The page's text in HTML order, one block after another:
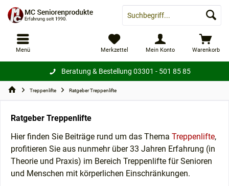
Beratung & Bestellung 03301 - 501 85 85
Warenkorb
Merkzettel Mein Konto
Menü
Treppenlifte Ratgeber Treppenlifte
Ratgeber Treppenlifte
Hier finden Sie Beiträge rund um das Thema Treppenlifte,
profitieren Sie aus nunmehr über 33 Jahren Erfahrung (in
Theorie und Praxis) im Bereich Treppenlifte für Senioren
und Menschen mit körperlichen Einschränkungen.